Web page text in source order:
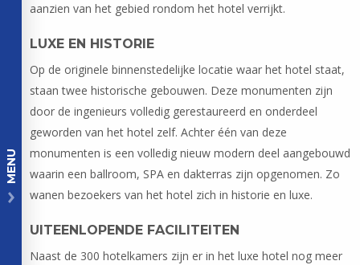
MENU
aanzien van het gebied rondom het hotel verrijkt.
LUXE EN HISTORIE
Op de originele binnenstedelijke locatie waar het hotel staat,
staan twee historische gebouwen. Deze monumenten zijn
door de ingenieurs volledig gerestaureerd en onderdeel
geworden van het hotel zelf. Achter één van deze
monumenten is een volledig nieuw modern deel aangebouwd
waarin een ballroom, SPA en dakterras zijn opgenomen. Zo
wanen bezoekers van het hotel zich in historie en luxe.
UITEENLOPENDE FACILITEITEN
Naast de 300 hotelkamers zijn er in het luxe hotel nog meer